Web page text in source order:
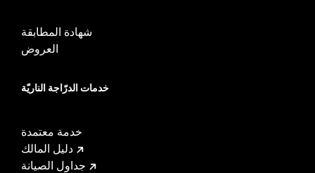
شهادة المطابقة
العروض
خدمات الدرّاجة الناريّة
خدمة معتمدة
دليل المالك
جداول الصيانة